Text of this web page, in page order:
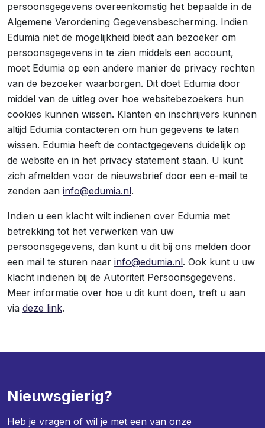
persoonsgegevens overeenkomstig het bepaalde in de
Algemene Verordening Gegevensbescherming. Indien
Edumia niet de mogelijkheid biedt aan bezoeker om
persoonsgegevens in te zien middels een account,
moet Edumia op een andere manier de privacy rechten
van de bezoeker waarborgen. Dit doet Edumia door
middel van de uitleg over hoe websitebezoekers hun
cookies kunnen wissen. Klanten en inschrijvers kunnen
altijd Edumia contacteren om hun gegevens te laten
wissen. Edumia heeft de contactgegevens duidelijk op
de website en in het privacy statement staan. U kunt
zich afmelden voor de nieuwsbrief door een e-mail te
zenden aan info@edumia.nl.
Indien u een klacht wilt indienen over Edumia met
betrekking tot het verwerken van uw
persoonsgegevens, dan kunt u dit bij ons melden door
een mail te sturen naar info@edumia.nl. Ook kunt u uw
klacht indienen bij de Autoriteit Persoonsgegevens.
Meer informatie over hoe u dit kunt doen, treft u aan
via deze link.
Nieuwsgierig?
Heb je vragen of wil je met een van onze